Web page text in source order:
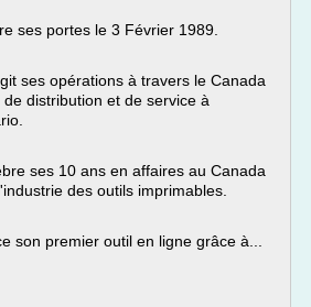
ses portes le 3 Février 1989.
ses opérations à travers le Canada
distribution et de service à
ses 10 ans en affaires au Canada
des outils imprimables.
son premier outil en ligne grâce à...